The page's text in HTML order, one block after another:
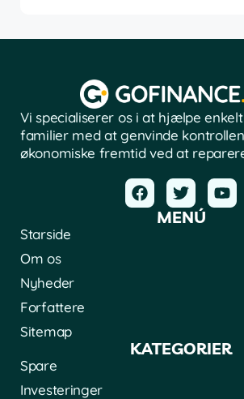
Vi specialiserer os i at hjælpe
familier med at genvinde
økonomiske fremtid ved at
MENÚ
Starside
Om os
Nyheder
Forfattere
Sitemap
KATEGORIER
Spare
Investeringer